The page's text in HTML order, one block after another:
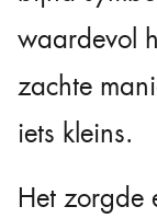
waardevol
zachte
iets kleins.
Het zorgde